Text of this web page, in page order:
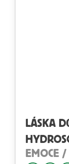
LÁSKA
EMOCE